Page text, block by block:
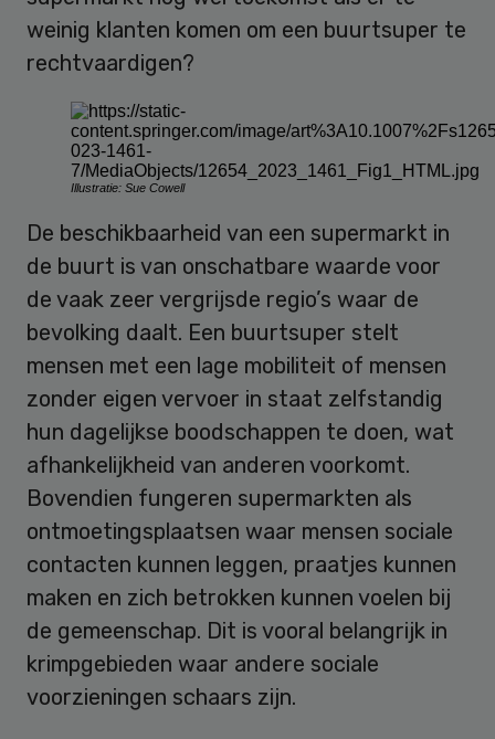
weinig klanten komen om een buurtsuper te
rechtvaardigen?
Illustratie: Sue Cowell
De beschikbaarheid van een supermarkt in
de buurt is van onschatbare waarde voor
de vaak zeer vergrijsde regio’s waar de
bevolking daalt. Een buurtsuper stelt
mensen met een lage mobiliteit of mensen
zonder eigen vervoer in staat zelfstandig
hun dagelijkse boodschappen te doen, wat
afhankelijkheid van anderen voorkomt.
Bovendien fungeren supermarkten als
ontmoetingsplaatsen waar mensen sociale
contacten kunnen leggen, praatjes kunnen
maken en zich betrokken kunnen voelen bij
de gemeenschap. Dit is vooral belangrijk in
krimpgebieden waar andere sociale
voorzieningen schaars zijn.